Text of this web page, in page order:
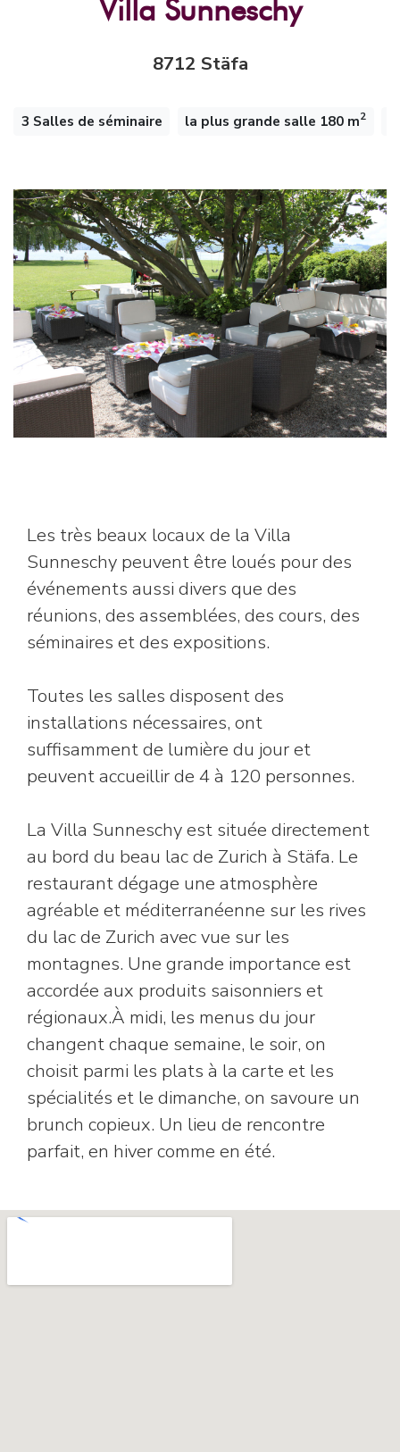
Villa Sunneschy
8712 Stäfa
3 Salles de séminaire la plus grande salle 180 m2
Les très beaux locaux de la Villa
Sunneschy peuvent être loués pour des
événements aussi divers que des
réunions, des assemblées, des cours, des
séminaires et des expositions.
Toutes les salles disposent des
installations nécessaires, ont
suffisamment de lumière du jour et
peuvent accueillir de 4 à 120 personnes.
La Villa Sunneschy est située directement
au bord du beau lac de Zurich à Stäfa. Le
restaurant dégage une atmosphère
agréable et méditerranéenne sur les rives
du lac de Zurich avec vue sur les
montagnes. Une grande importance est
accordée aux produits saisonniers et
régionaux.À midi, les menus du jour
changent chaque semaine, le soir, on
choisit parmi les plats à la carte et les
spécialités et le dimanche, on savoure un
brunch copieux. Un lieu de rencontre
parfait, en hiver comme en été.